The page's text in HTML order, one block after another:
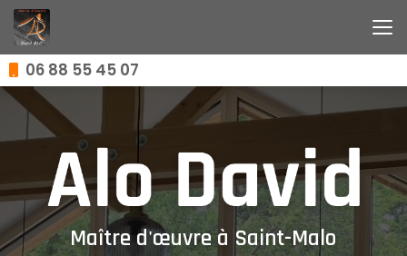
Aller
au
contenu
principal06 88 55 45 07
Maître d'œuvre à Saint-Malo